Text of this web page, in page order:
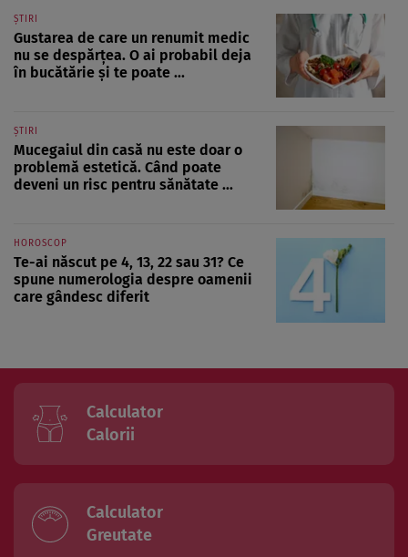
ȘTIRI
Gustarea de care un renumit medic
nu se despărțea. O ai probabil deja
în bucătărie și te poate ...
ȘTIRI
Mucegaiul din casă nu este doar o
problemă estetică. Când poate
deveni un risc pentru sănătate ...
HOROSCOP
Te-ai născut pe 4, 13, 22 sau 31? Ce
spune numerologia despre oamenii
care gândesc diferit
Calculator
Calorii
Calculator
Greutate